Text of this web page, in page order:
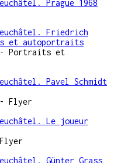
- Portraits et
Flyer